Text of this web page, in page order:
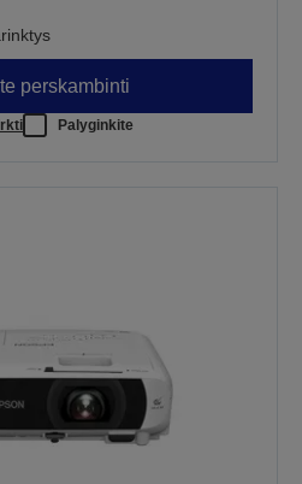
perskambinti
Palyginkite